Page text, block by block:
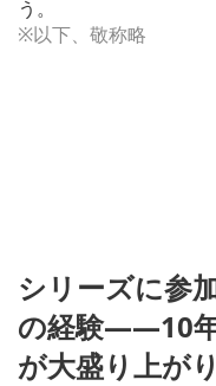
う。
※以下、敬称略
シリーズに参
の経験――10
が大盛り上が